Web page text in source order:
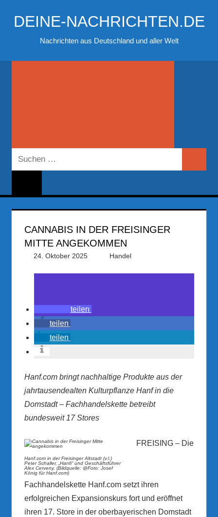
InhaltDEINE-NACHRICHTEN.DE
Nachrichten aus Deutschland und aller Welt
Suchen
nach:
CANNABIS IN DER FREISINGER
MITTE ANGEKOMMEN
24. Oktober 2025 PRGateway
Handel
teilen
teilen
teilen
Hanf.com bringt nachhaltige Produkte aus der
jahrtausendealten Kulturpflanze Hanf in die
Domstadt – Fachhandelskette betreibt
bundesweit 17 Stores
Hanf.com in der Freisinger Altstadt (v.l.)
Peter Schaller, „Hanfi“ und Geschäftsführer
Alex Cerveny. (Bildquelle: @Foto: Josef
König für Hanf.com)
FREISING – Die
Fachhandelskette Hanf.com setzt ihren
erfolgreichen Expansionskurs fort und eröffnet
ihren 17. Store in der oberbayerischen Domstadt